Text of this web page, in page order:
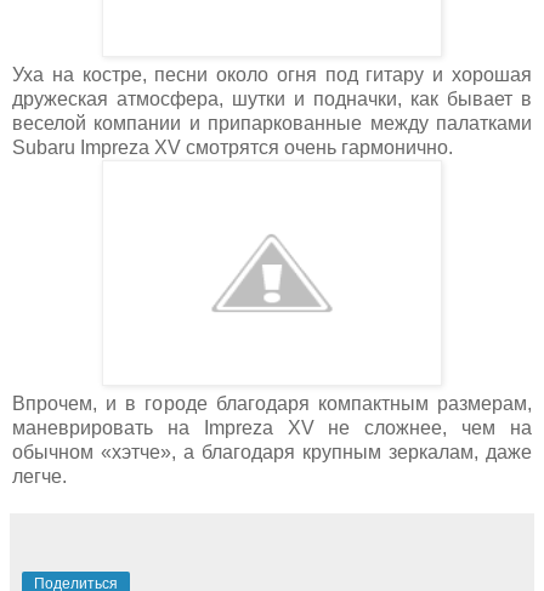
Уха на костре, песни около огня под гитару и хорошая
дружеская атмосфера, шутки и подначки, как бывает в
веселой компании и припаркованные между палатками
Subaru Impreza XV смотрятся очень гармонично.
Впрочем, и в городе благодаря компактным размерам,
маневрировать на Impreza XV не сложнее, чем на
обычном «хэтче», а благодаря крупным зеркалам, даже
легче.
Поделиться